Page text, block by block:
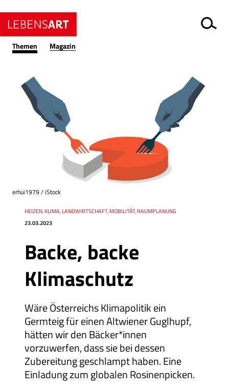
Themen Magazin
Backe, backe
Klimaschutz
Wäre Österreichs Klimapolitik ein
Germteig für einen Altwiener Guglhupf,
hätten wir den Bäcker*innen
vorzuwerfen, dass sie bei dessen
Zubereitung geschlampt haben. Eine
Einladung zum globalen Rosinenpicken.
Datum
23.03.2023
RessortHEIZEN, KLIMA, LANDWIRTSCHAFT, MOBILITÄT, RAUMPLANUNG
erhui1979 / iStock